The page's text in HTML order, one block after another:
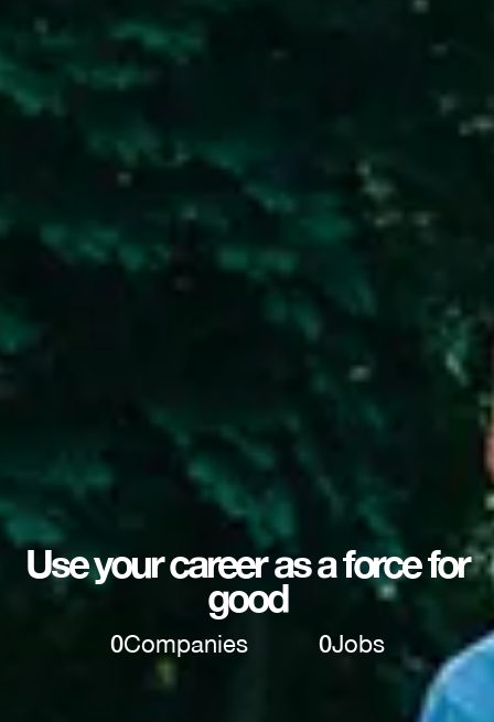
Use your career as a force for
good
0Companies 0Jobs